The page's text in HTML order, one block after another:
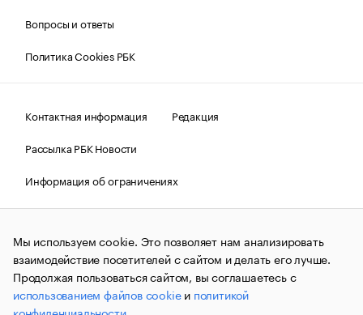
Вопросы и ответы
Политика Cookies РБК
Контактная информация
Редакция
Рассылка РБК Новости
Информация об ограничениях
Правовая информация
О соблюдении авторских прав
© АО «РОСБИЗНЕСКОНСАЛТИНГ»,1995–2026.Сообщения
и материалы информационного агентства «РБК»
(зарегистрировано Федеральной службой по надзору в сфере
связи, информационных технологий и массовых
коммуникаций (Роскомнадзор) 09.12.2015 за номером ИА
№ФС77-63848) сопровождаются пометкой «РБК». Отдельные
Мы используем cookie. Это позволяет нам анализировать
взаимодействие посетителей с сайтом и делать его лучше.
Продолжая пользоваться сайтом, вы соглашаетесь с
использованием файлов cookieи политикой